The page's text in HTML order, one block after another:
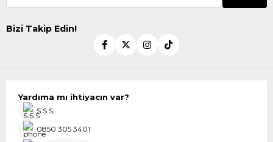
Bizi Takip Edin!
Yardıma mı ihtiyacın var?
S.S.S.
0850 305 3401